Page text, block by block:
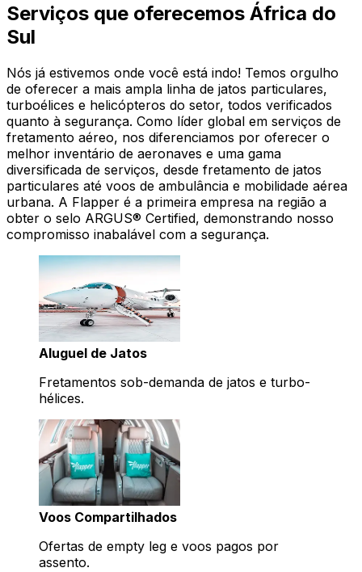
Serviços que oferecemos África do
Sul
Nós já estivemos onde você está indo! Temos orgulho
de oferecer a mais ampla linha de jatos particulares,
turboélices e helicópteros do setor, todos verificados
quanto à segurança. Como líder global em serviços de
fretamento aéreo, nos diferenciamos por oferecer o
melhor inventário de aeronaves e uma gama
diversificada de serviços, desde fretamento de jatos
particulares até voos de ambulância e mobilidade aérea
urbana. A Flapper é a primeira empresa na região a
obter o selo ARGUS® Certified, demonstrando nosso
compromisso inabalável com a segurança.
Aluguel de Jatos
Fretamentos sob-demanda de jatos e turbo-
hélices.
Voos Compartilhados
Ofertas de empty leg e voos pagos por
assento.